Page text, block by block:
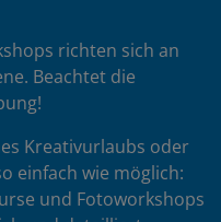
richten sich an
Beachtet die
Kreativurlaubs oder
einfach wie möglich:
und Fotoworkshops